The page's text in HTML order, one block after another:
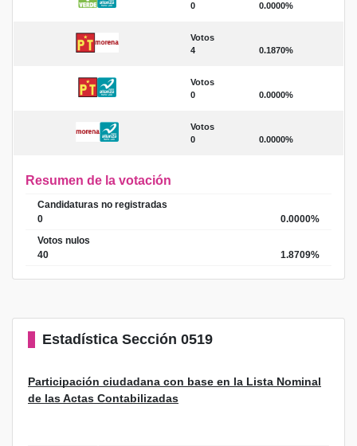
0
0.0000%
Votos
4
0.1870%
Votos
0
0.0000%
Votos
0
0.0000%
Resumen de la votación
Candidaturas no registradas
0
0.0000%
Votos nulos
40
1.8709%
Estadística Sección 0519
Participación ciudadana con base en la Lista Nominal
de las Actas Contabilizadas